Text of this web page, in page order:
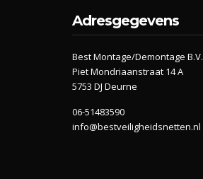
Adresgegevens
Best Montage/Demontage B.V.
Piet Mondriaanstraat 14 A
5753 DJ Deurne
06-51483590
info@bestveiligheidsnetten.nl